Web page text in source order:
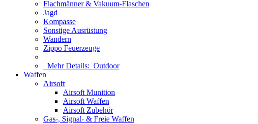
Flachmänner & Vakuum-Flaschen
Jagd
Kompasse
Sonstige Ausrüstung
Wandern
Zippo Feuerzeuge
Mehr Details: Outdoor
Waffen
Airsoft
Airsoft Munition
Airsoft Waffen
Airsoft Zubehör
Gas-, Signal- & Freie Waffen